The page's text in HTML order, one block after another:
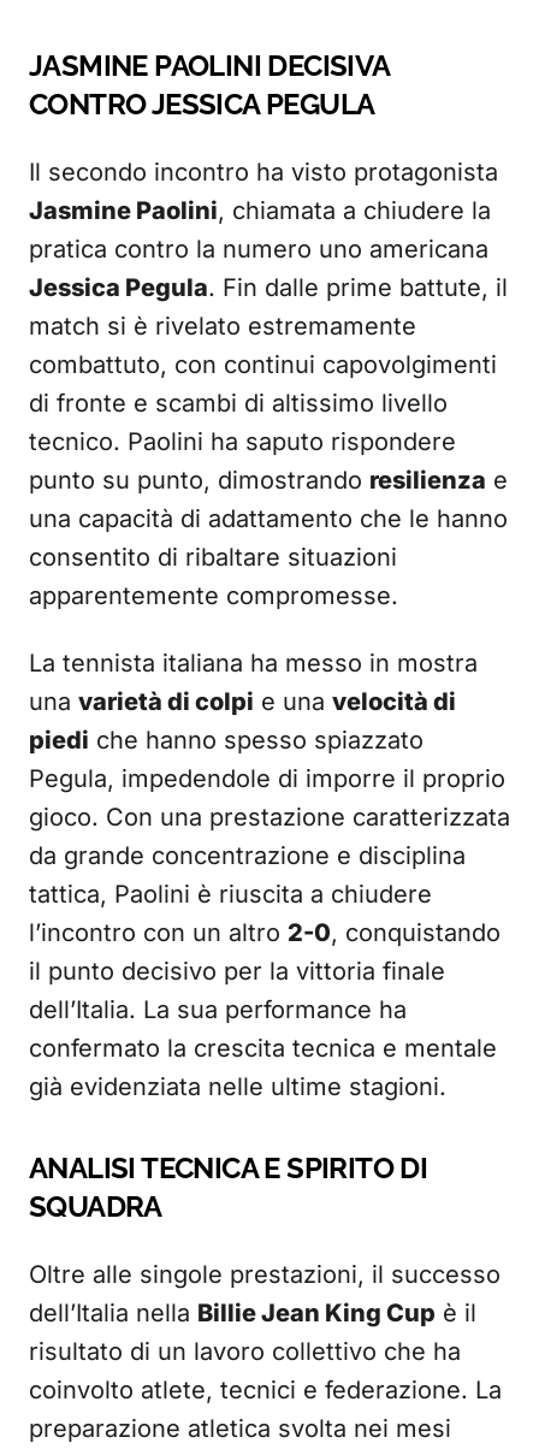
JASMINE PAOLINI DECISIVA
CONTRO JESSICA PEGULA
Il secondo incontro ha visto protagonista
Jasmine Paolini, chiamata a chiudere la
pratica contro la numero uno americana
Jessica Pegula. Fin dalle prime battute, il
match si è rivelato estremamente
combattuto, con continui capovolgimenti
di fronte e scambi di altissimo livello
tecnico. Paolini ha saputo rispondere
punto su punto, dimostrando resilienza e
una capacità di adattamento che le hanno
consentito di ribaltare situazioni
apparentemente compromesse.
La tennista italiana ha messo in mostra
una varietà di colpi e una velocità di
piedi che hanno spesso spiazzato
Pegula, impedendole di imporre il proprio
gioco. Con una prestazione caratterizzata
da grande concentrazione e disciplina
tattica, Paolini è riuscita a chiudere
l’incontro con un altro 2-0, conquistando
il punto decisivo per la vittoria finale
dell’Italia. La sua performance ha
confermato la crescita tecnica e mentale
già evidenziata nelle ultime stagioni.
ANALISI TECNICA E SPIRITO DI
SQUADRA
Oltre alle singole prestazioni, il successo
dell’Italia nella Billie Jean King Cup è il
risultato di un lavoro collettivo che ha
coinvolto atlete, tecnici e federazione. La
preparazione atletica svolta nei mesi